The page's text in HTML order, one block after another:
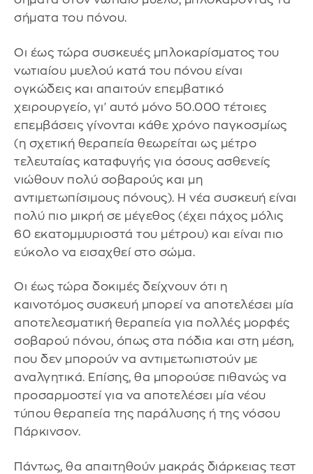
σήματα του πόνου.
Οι έως τώρα συσκευές μπλοκαρίσματος του
νωτιαίου μυελού κατά του πόνου είναι
ογκώδεις και απαιτούν επεμβατικό
χειρουργείο, γι' αυτό μόνο 50.000 τέτοιες
επεμβάσεις γίνονται κάθε χρόνο παγκοσμίως
(η σχετική θεραπεία θεωρείται ως μέτρο
τελευταίας καταφυγής για όσους ασθενείς
νιώθουν πολύ σοβαρούς και μη
αντιμετωπίσιμους πόνους). Η νέα συσκευή είναι
πολύ πιο μικρή σε μέγεθος (έχει πάχος μόλις
60 εκατομμυριοστά του μέτρου) και είναι πιο
εύκολο να εισαχθεί στο σώμα.
Οι έως τώρα δοκιμές δείχνουν ότι η
καινοτόμος συσκευή μπορεί να αποτελέσει μία
αποτελεσματική θεραπεία για πολλές μορφές
σοβαρού πόνου, όπως στα πόδια και στη μέση,
που δεν μπορούν να αντιμετωπιστούν με
αναλγητικά. Επίσης, θα μπορούσε πιθανώς να
προσαρμοστεί για να αποτελέσει μία νέου
τύπου θεραπεία της παράλυσης ή της νόσου
Πάρκινσον.
Πάντως, θα απαιτηθούν μακράς διάρκειας τεστ